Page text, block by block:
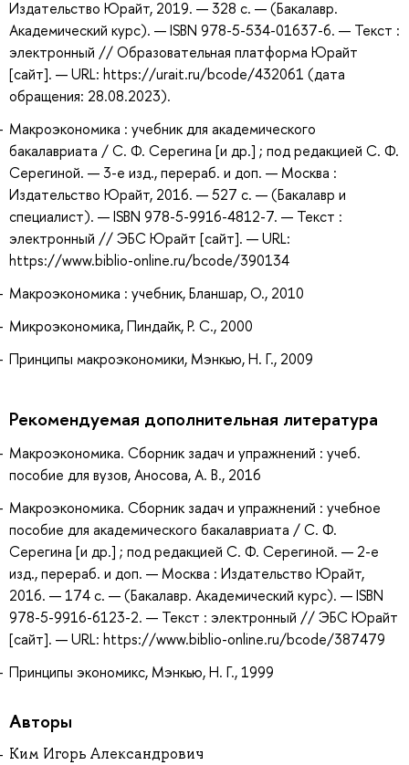
Издательство Юрайт, 2019. — 328 с. — (Бакалавр.
Академический курс). — ISBN 978-5-534-01637-6. — Текст :
электронный // Образовательная платформа Юрайт
[сайт]. — URL: https://urait.ru/bcode/432061 (дата
обращения: 28.08.2023).
Макроэкономика : учебник для академического
бакалавриата / С. Ф. Серегина [и др.] ; под редакцией С. Ф.
Серегиной. — 3-е изд., перераб. и доп. — Москва :
Издательство Юрайт, 2016. — 527 с. — (Бакалавр и
специалист). — ISBN 978-5-9916-4812-7. — Текст :
электронный // ЭБС Юрайт [сайт]. — URL:
https://www.biblio-online.ru/bcode/390134
Макроэкономика : учебник, Бланшар, О., 2010
Микроэкономика, Пиндайк, Р. С., 2000
Принципы макроэкономики, Мэнкью, Н. Г., 2009
Рекомендуемая дополнительная литература
Макроэкономика. Сборник задач и упражнений : учеб.
пособие для вузов, Аносова, А. В., 2016
Макроэкономика. Сборник задач и упражнений : учебное
пособие для академического бакалавриата / С. Ф.
Серегина [и др.] ; под редакцией С. Ф. Серегиной. — 2-е
изд., перераб. и доп. — Москва : Издательство Юрайт,
2016. — 174 с. — (Бакалавр. Академический курс). — ISBN
978-5-9916-6123-2. — Текст : электронный // ЭБС Юрайт
[сайт]. — URL: https://www.biblio-online.ru/bcode/387479
Принципы экономикс, Мэнкью, Н. Г., 1999
Авторы
Ким Игорь Александрович